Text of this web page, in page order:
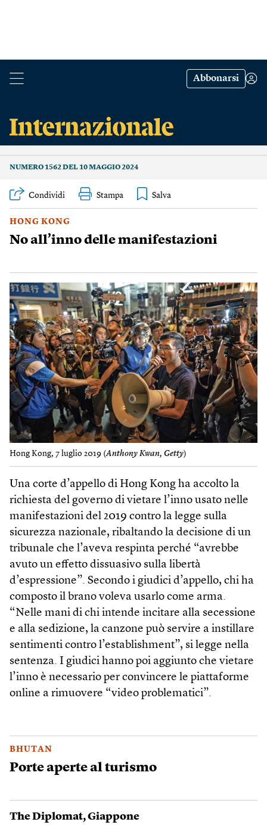
Abbonarsi
NUMERO 1562 DEL 10 MAGGIO 2024
Condividi Stampa
HONG KONG
No all’inno delle manifestazioni
Hong Kong, 7 luglio 2019 (Anthony Kwan, Getty)
Una corte d’appello di Hong Kong ha accolto la
richiesta del governo di vietare l’inno usato nelle
manifestazioni del 2019 contro la legge sulla
sicurezza nazionale, ribaltando la decisione di un
tribunale che l’aveva respinta perché “avrebbe
avuto un effetto dissuasivo sulla libertà
d’espressione”. Secondo i giudici d’appello, chi ha
composto il brano voleva usarlo come arma.
“Nelle mani di chi intende incitare alla secessione
e alla sedizione, la canzone può servire a instillare
sentimenti contro l’establishment”, si legge nella
sentenza. I giudici hanno poi aggiunto che vietare
l’inno è necessario per convincere le piattaforme
online a rimuovere “video problematici”.
BHUTAN
Porte aperte al turismo
The Diplomat,Giappone